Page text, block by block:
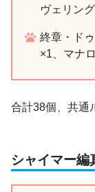
ヴェリン
終章・ド
×1、マナ
合計38個、共通
シャイマー編